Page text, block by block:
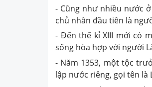
- Cũng như nhiều nước
chủ nhân đầu tiên là
- Đến thế kỉ XIII mới có
sống hòa hợp với người
- Năm 1353, một tộc
lập nước riêng, gọi tên là